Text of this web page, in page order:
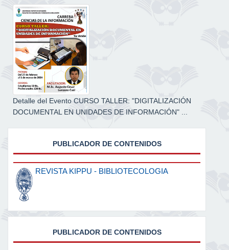
Detalle del Evento CURSO TALLER: "DIGITALIZACIÓN
DOCUMENTAL EN UNIDADES DE INFORMACIÓN" ...
PUBLICADOR DE CONTENIDOS
REVISTA KIPPU - BIBLIOTECOLOGIA
PUBLICADOR DE CONTENIDOS